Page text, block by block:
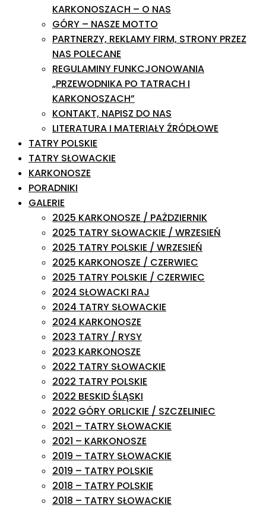
KARKONOSZACH – O NAS
GÓRY – NASZE MOTTO
PARTNERZY, REKLAMY FIRM, STRONY PRZEZ
NAS POLECANE
REGULAMINY FUNKCJONOWANIA
„PRZEWODNIKA PO TATRACH I
KARKONOSZACH”
KONTAKT, NAPISZ DO NAS
LITERATURA I MATERIAŁY ŹRÓDŁOWE
TATRY POLSKIE
TATRY SŁOWACKIE
KARKONOSZE
PORADNIKI
GALERIE
2025 KARKONOSZE / PAŻDZIERNIK
2025 TATRY SŁOWACKIE / WRZESIEŃ
2025 TATRY POLSKIE / WRZESIEŃ
2025 KARKONOSZE / CZERWIEC
2025 TATRY POLSKIE / CZERWIEC
2024 SŁOWACKI RAJ
2024 TATRY SŁOWACKIE
2024 KARKONOSZE
2023 TATRY / RYSY
2023 KARKONOSZE
2022 TATRY SŁOWACKIE
2022 TATRY POLSKIE
2022 BESKID ŚLĄSKI
2022 GÓRY ORLICKIE / SZCZELINIEC
2021 – TATRY SŁOWACKIE
2021 – KARKONOSZE
2019 – TATRY SŁOWACKIE
2019 – TATRY POLSKIE
2018 – TATRY POLSKIE
2018 – TATRY SŁOWACKIE